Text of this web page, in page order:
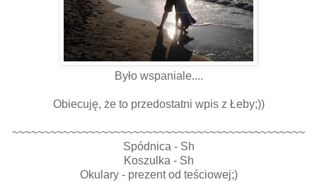
Było wspaniale....
Obiecuję, że to przedostatni wpis z Łeby;))
~~~~~~~~~~~~~~~~~~~~~~~~~~~~~~~~~~~~~~~~~~~~~~
Spódnica - Sh
Koszulka - Sh
Okulary - prezent od teściowej;)